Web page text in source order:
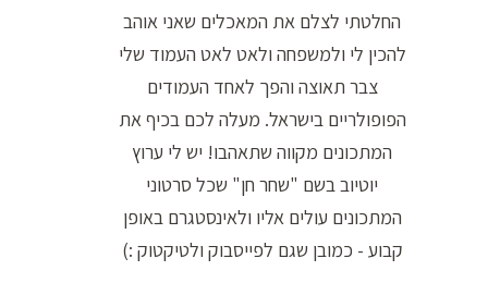
החלטתי לצלם את המאכלים שאני אוהב
להכין לי ולמשפחה ולאט לאט העמוד שלי
צבר תאוצה והפך לאחד העמודים
הפופולריים בישראל. מעלה לכם בכיף את
המתכונים מקווה שתאהבו! יש לי ערוץ
יוטיוב בשם "שחר חן" שכל סרטוני
המתכונים עולים אליו ולאינסטגרם באופן
קבוע - כמובן שגם לפייסבוק ולטיקטוק :)